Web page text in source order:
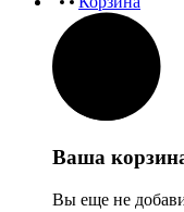
Ваша
Вы еще не